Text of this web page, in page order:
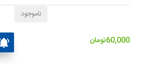
60,000تومان
ناموجود